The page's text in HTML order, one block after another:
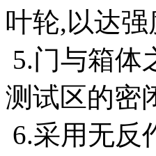
叶轮,以达
5.门与箱体
测试区的密
6.采用无反